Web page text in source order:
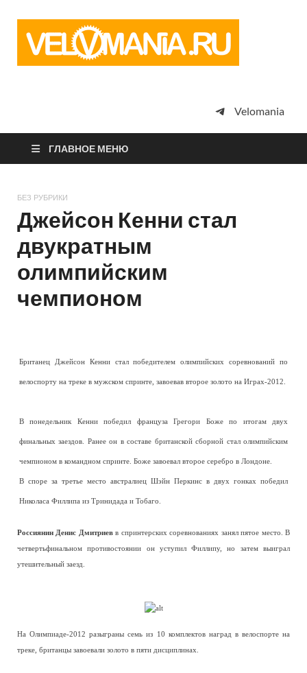
просто
Velomania
ГЛАВНОЕ МЕНЮ
БЕЗ РУБРИКИ
Джейсон Кенни стал
двукратным
олимпийским
чемпионом
Британец Джейсон Кенни стал победителем олимпийских соревнований по
велоспорту на треке в мужском спринте, завоевав второе золото на Играх-2012.
В понедельник Кенни победил француза Грегори Боже по итогам двух
финальных заездов. Ранее он в составе британской сборной стал олимпийским
чемпионом в командном спринте. Боже завоевал второе серебро в Лондоне.
В споре за третье место австралиец Шэйн Перкинс в двух гонках победил
Николаса Филлипа из Тринидада и Тобаго.
Россиянин Денис Дмитриевв спринтерских соревнованиях занял пятое место. В
четвертьфинальном противостоянии он уступил Филлипу, но затем выиграл
утешительный заезд.
На Олимпиаде-2012 разыграны семь из 10 комплектов наград в велоспорте на
треке, британцы завоевали золото в пяти дисциплинах.